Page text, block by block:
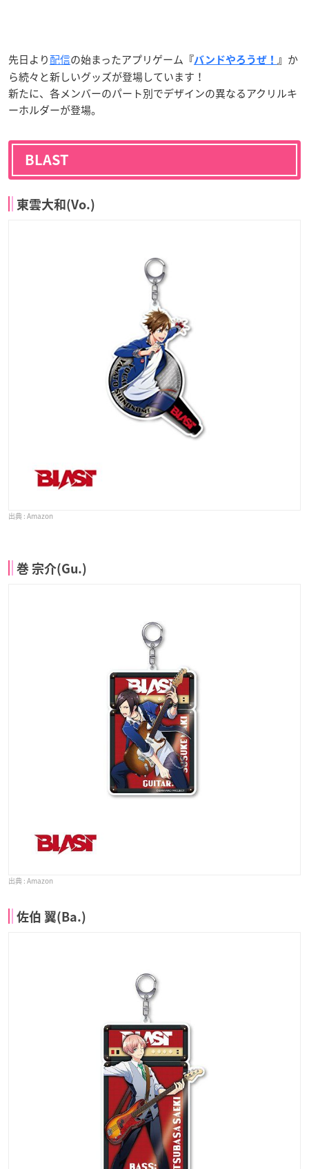
先日より配信の始まったアプリゲーム 『バンドやろうぜ！ 』 か
ら続々と新しいグッズが登場しています！
新たに、各メンバーのパート別でデザインの異なるアクリルキ
ーホルダーが登場。
BLAST
東雲大和(Vo.)
Amazon
巻 宗介(Gu.)
Amazon
佐伯 翼(Ba.)